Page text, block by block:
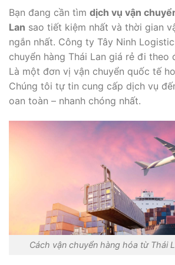
Bạn đang cần tìm dịch vụ vận
Lan sao tiết kiệm nhất và thời gian
ngắn nhất. Công ty Tây Ninh
chuyển hàng Thái Lan giá rẻ đi theo
Là một đơn vị vận chuyển quốc tế
Chúng tôi tự tin cung cấp dịch vụ
oan toàn – nhanh chóng nhất.
Cách vận chuyển hàng hóa từ Thái